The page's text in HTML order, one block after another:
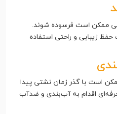
ممکن است فرسوده شوند.
زیبایی و راحتی استفاده
است با گذر زمان نشتی پیدا
حرفه‌ای اقدام به آب‌بندی و ضدآب